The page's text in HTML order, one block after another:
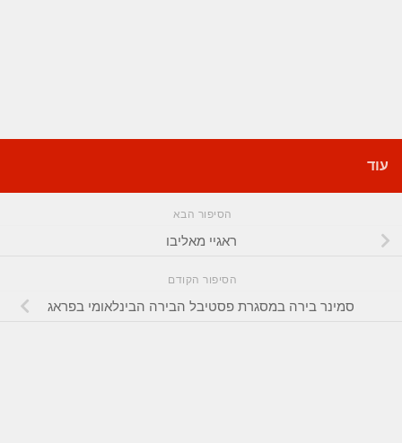
עוד
הסיפור הבא
ראגיי מאליבו
הסיפור הקודם
סמינר בירה במסגרת פסטיבל הבירה הבינלאומי בפראג